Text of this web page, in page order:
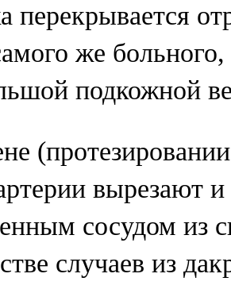
перекрывается
же
подкожной
вырезают
сосудом из
случаев из